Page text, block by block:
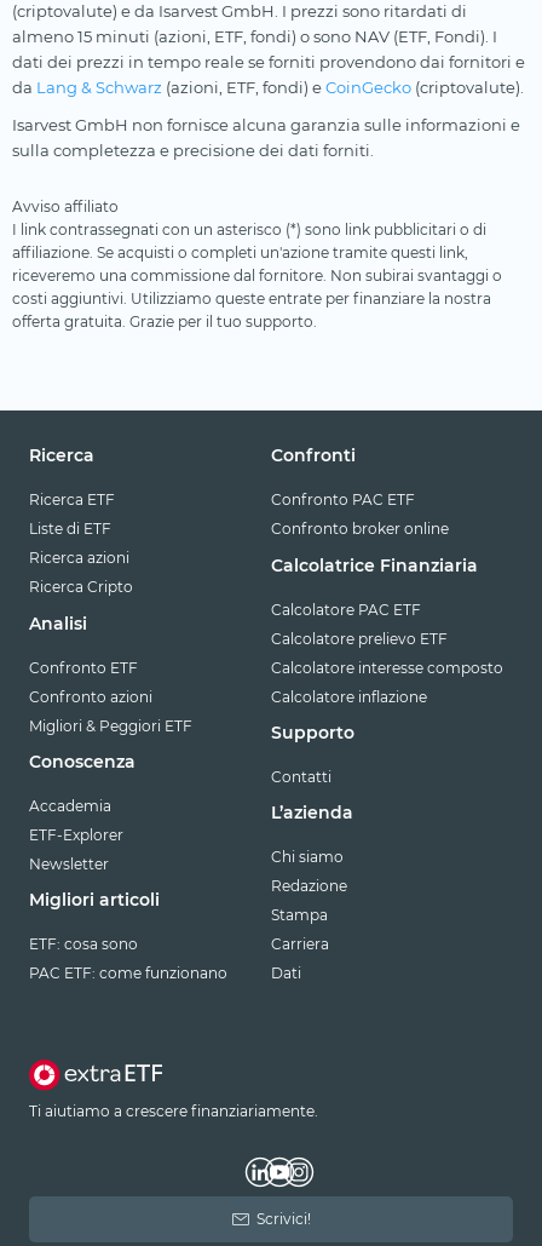
(criptovalute) e da Isarvest GmbH. I prezzi sono ritardati di
almeno 15 minuti (azioni, ETF, fondi) o sono NAV (ETF, Fondi). I
dati dei prezzi in tempo reale se forniti provendono dai fornitori e
da Lang & Schwarz (azioni, ETF, fondi) eCoinGecko (criptovalute).
Isarvest GmbH non fornisce alcuna garanzia sulle informazioni e
sulla completezza e precisione dei dati forniti.
Avviso affiliato
I link contrassegnati con un asterisco (*) sono link pubblicitari o di
affiliazione. Se acquisti o completi un'azione tramite questi link,
riceveremo una commissione dal fornitore. Non subirai svantaggi o
costi aggiuntivi. Utilizziamo queste entrate per finanziare la nostra
offerta gratuita. Grazie per il tuo supporto.
Ricerca
Ricerca ETF
Liste di ETF
Ricerca azioni
Ricerca Cripto
Analisi
Confronto ETF
Confronto azioni
Migliori & Peggiori ETF
Conoscenza
Accademia
ETF-Explorer
Newsletter
Migliori articoli
ETF: cosa sono
PAC ETF: come funzionano
Confronti
Confronto PAC ETF
Confronto broker online
Calcolatrice Finanziaria
Calcolatore PAC ETF
Calcolatore prelievo ETF
Calcolatore interesse composto
Calcolatore inflazione
Supporto
Contatti
L’azienda
Chi siamo
Redazione
Stampa
Carriera
Dati
Ti aiutiamo a crescere finanziariamente.
Scrivici!